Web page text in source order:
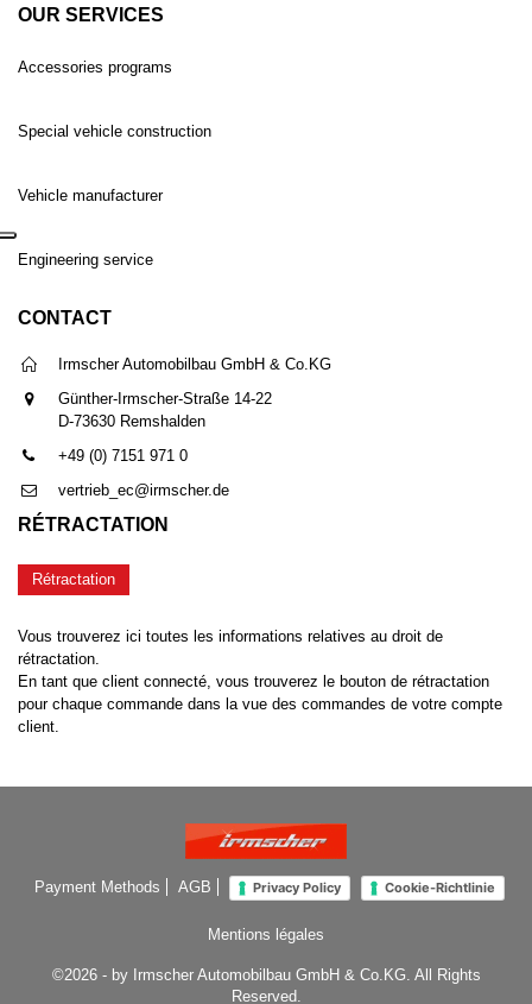
OUR SERVICES
Accessories programs
Special vehicle construction
Vehicle manufacturer
Engineering service
CONTACT
Irmscher Automobilbau GmbH & Co.KG
Günther-Irmscher-Straße 14-22
D-73630 Remshalden
+49 (0) 7151 971 0
vertrieb_ec@irmscher.de
RÉTRACTATION
Rétractation
Vous trouverez ici toutes les informations relatives au droit de
rétractation.
En tant que client connecté, vous trouverez le bouton de rétractation
pour chaque commande dans la vue des commandes de votre compte
client.
Payment Methods AGB Privacy Policy Cookie-Richtlinie
Mentions légales
©2026 - by Irmscher Automobilbau GmbH & Co.KG. All Rights
Reserved.